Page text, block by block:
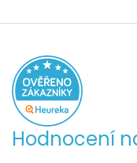
Hodnocení